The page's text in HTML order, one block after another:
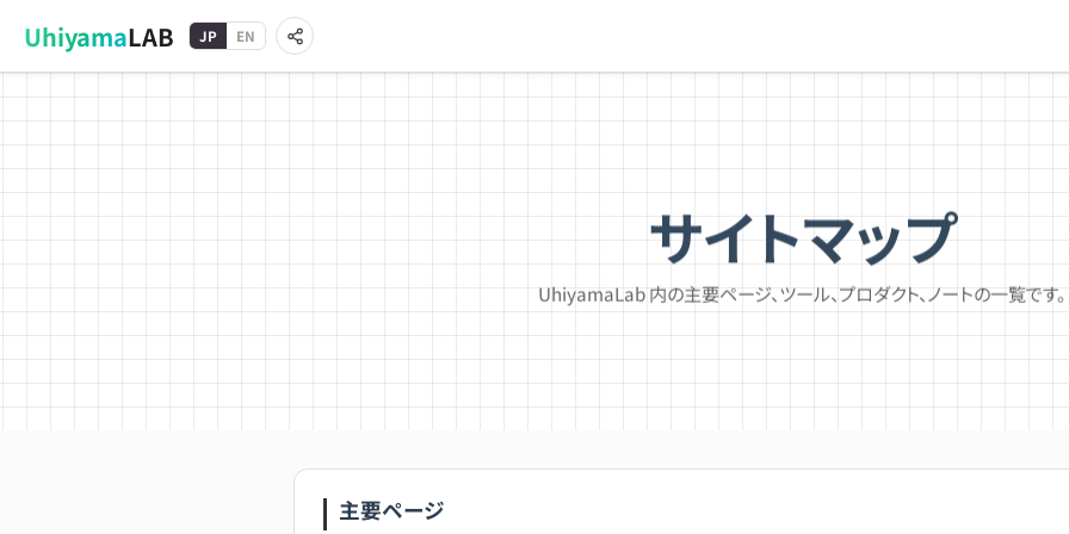
UhiyamaLAB JP EN
サイトマップ
UhiyamaLab 内の主要ページ、ツール、プロダクト、ノートの一覧です。
主要ページ